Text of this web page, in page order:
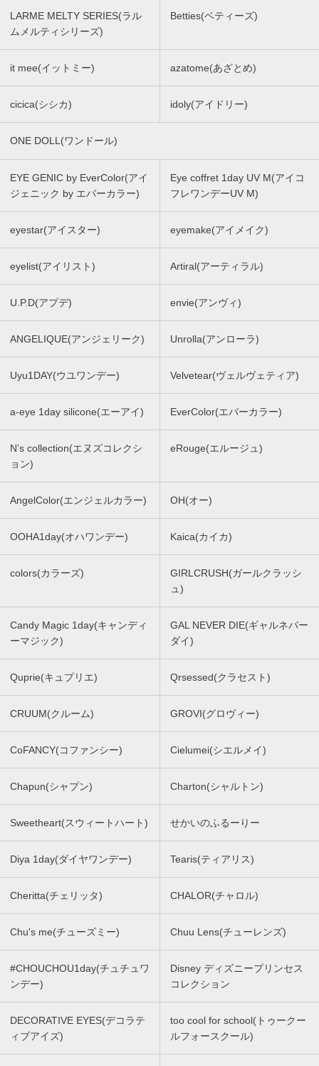
LARME MELTY SERIES(ラル
ムメルティシリーズ)
Betties(ベティーズ)
it mee(イットミー) azatome(あざとめ)
cicica(シシカ) idoly(アイドリー)
ONE DOLL(ワンドール)
EYE GENIC by EverColor(アイ
ジェニック by エバーカラー)
Eye coffret 1day UV M(アイコ
フレワンデーUV M)
eyestar(アイスター) eyemake(アイメイク)
eyelist(アイリスト) Artiral(アーティラル)
U.P.D(アプデ) envie(アンヴィ)
ANGELIQUE(アンジェリーク) Unrolla(アンローラ)
Uyu1DAY(ウユワンデー) Velvetear(ヴェルヴェティア)
a-eye 1day silicone(エーアイ) EverColor(エバーカラー)
N’s collection(エヌズコレクシ
ョン)
eRouge(エルージュ)
AngelColor(エンジェルカラー) OH(オー)
OOHA1day(オハワンデー) Kaica(カイカ)
colors(カラーズ)
GIRLCRUSH(ガールクラッシ
ュ)
Candy Magic 1day(キャンディ
ーマジック)
GAL NEVER DIE(ギャルネバー
ダイ)
Quprie(キュプリエ) Qrsessed(クラセスト)
CRUUM(クルーム) GROVI(グロヴィー)
CoFANCY(コファンシー) Cielumei(シエルメイ)
Chapun(シャプン) Charton(シャルトン)
Sweetheart(スウィートハート) せかいのふるーりー
Diya 1day(ダイヤワンデー) Tearis(ティアリス)
Cheritta(チェリッタ) CHALOR(チャロル)
Chu's me(チューズミー) Chuu Lens(チューレンズ)
#CHOUCHOU1day(チュチュワ
ンデー)
Disney ディズニープリンセス
コレクション
DECORATIVE EYES(デコラテ
ィブアイズ)
too cool for school(トゥークー
ルフォースクール)